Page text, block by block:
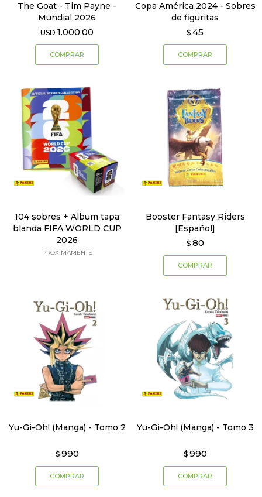
The Goat - Tim Payne -
Mundial 2026
USD 1.000,00
Copa América 2024 - Sobres
de figuritas
$ 45
104 sobres + Album tapa
blanda FIFA WORLD CUP
2026
PROXIMAMENTE
Booster Fantasy Riders
[Español]
$ 80
Yu-Gi-Oh! (Manga) - Tomo 2
$ 990
Yu-Gi-Oh! (Manga) - Tomo 3
$ 990